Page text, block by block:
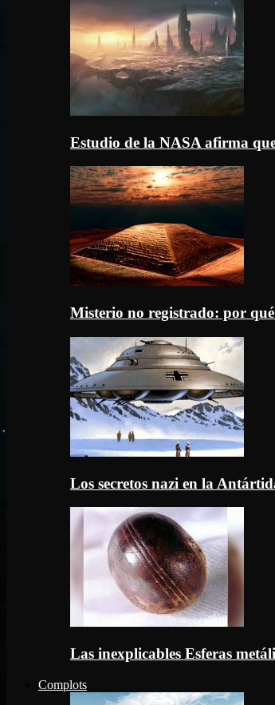
Estudio de la NASA afirma
Misterio no registrado: por
Los secretos nazi en la
Las inexplicables Esferas
Complots